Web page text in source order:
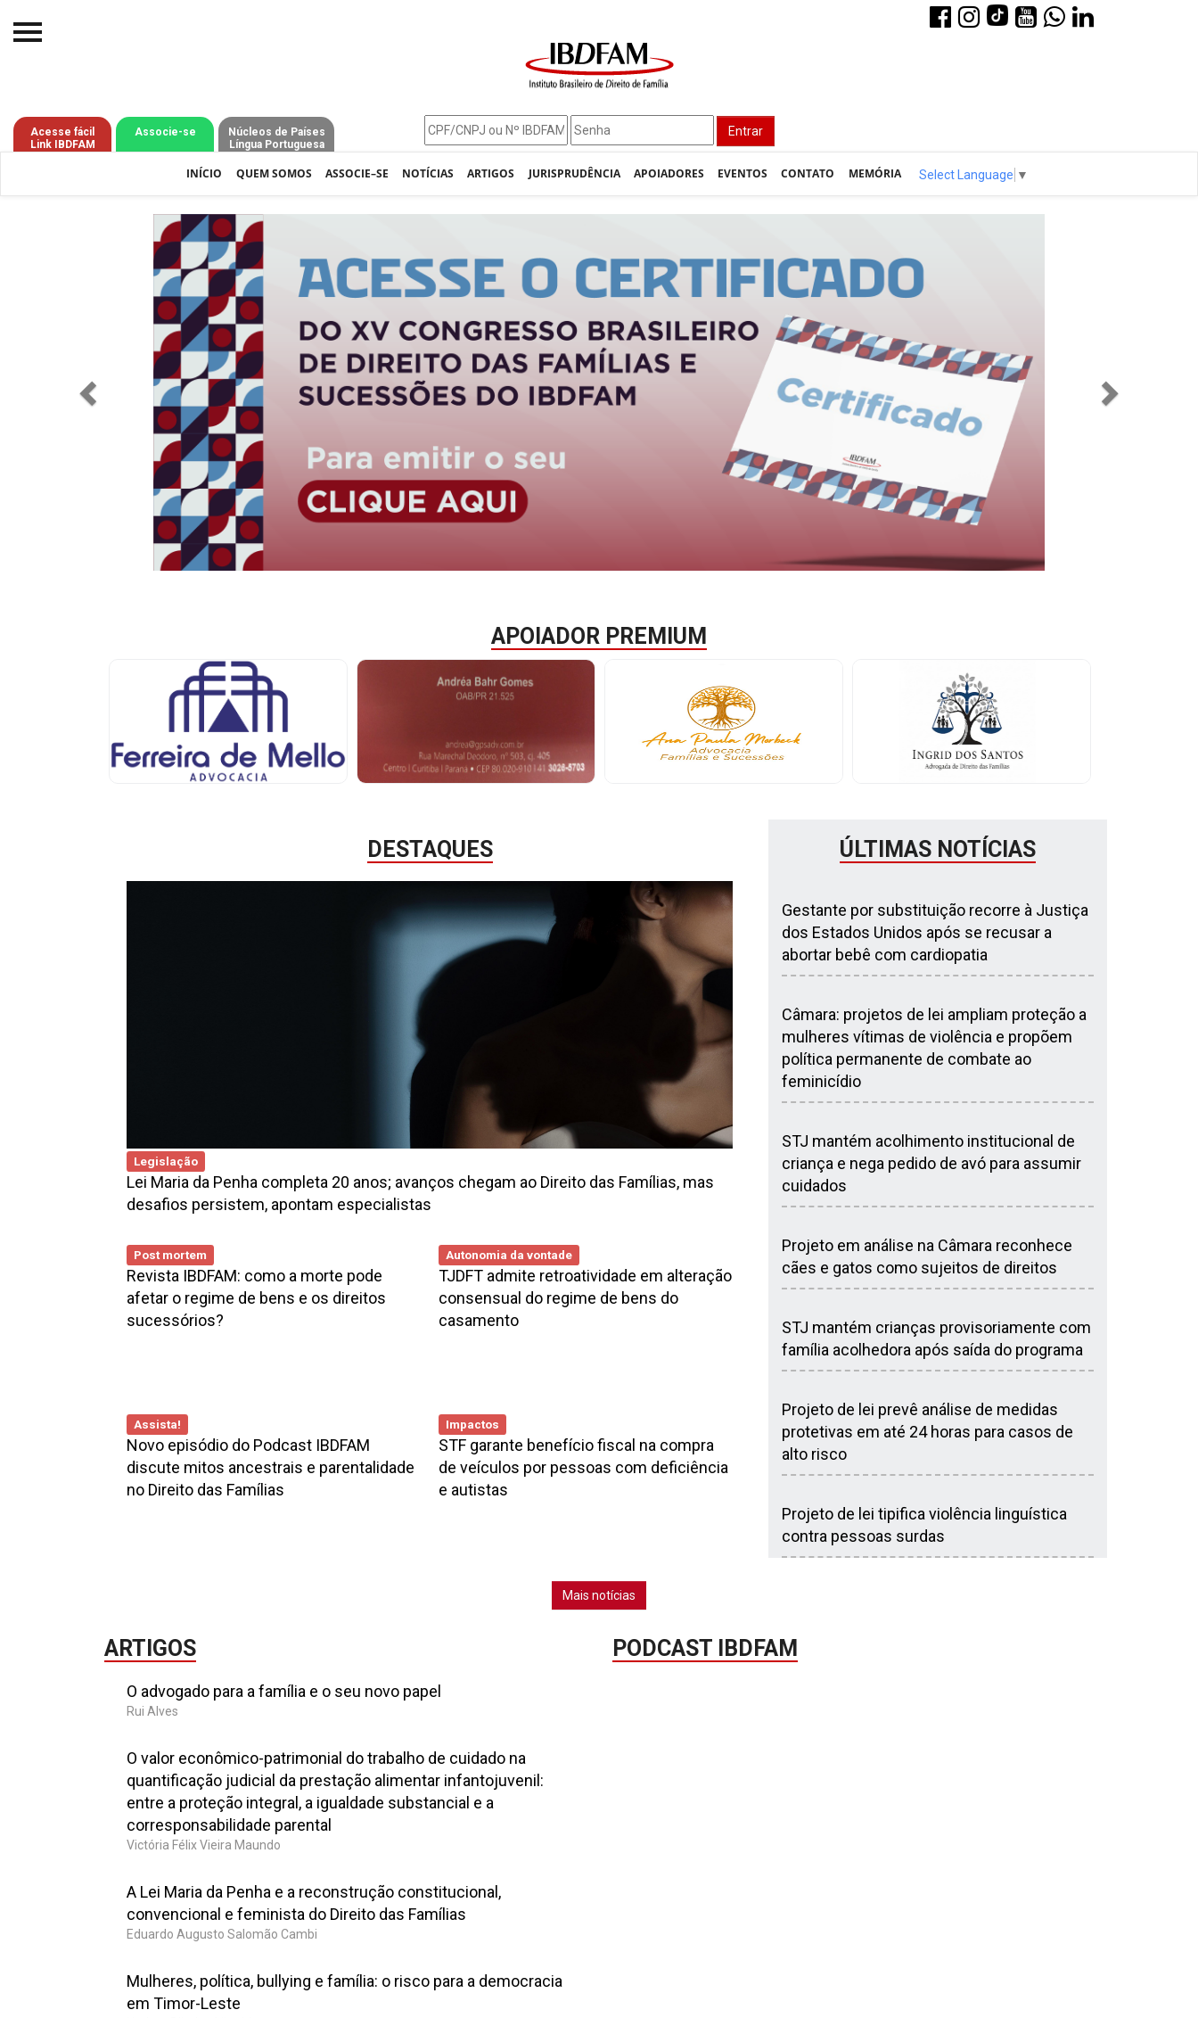
Entrar
Acesse fácil
Link IBDFAM
Associe-se
Núcleos de Países
Língua Portuguesa
INÍCIO QUEM SOMOS ASSOCIE–SE NOTÍCIAS ARTIGOS JURISPRUDÊNCIA APOIADORES EVENTOS CONTATO MEMÓRIA Select Language ▼
O IBDFAM
Notícias
Projetos do IBDFAM
APOIADOR PREMIUM
DESTAQUES
Legislação
Lei Maria da Penha completa 20 anos; avanços chegam ao Direito das Famílias, mas
desafios persistem, apontam especialistas
Post mortem
Revista IBDFAM: como a morte pode
afetar o regime de bens e os direitos
sucessórios?
Autonomia da vontade
TJDFT admite retroatividade em alteração
consensual do regime de bens do
casamento
Assista!
Novo episódio do Podcast IBDFAM
discute mitos ancestrais e parentalidade
no Direito das Famílias
Impactos
STF garante benefício fiscal na compra
de veículos por pessoas com deficiência
e autistas
ÚLTIMAS NOTÍCIAS
Gestante por substituição recorre à Justiça
dos Estados Unidos após se recusar a
abortar bebê com cardiopatia
Câmara: projetos de lei ampliam proteção a
mulheres vítimas de violência e propõem
política permanente de combate ao
feminicídio
STJ mantém acolhimento institucional de
criança e nega pedido de avó para assumir
cuidados
Projeto em análise na Câmara reconhece
cães e gatos como sujeitos de direitos
STJ mantém crianças provisoriamente com
família acolhedora após saída do programa
Projeto de lei prevê análise de medidas
protetivas em até 24 horas para casos de
alto risco
Projeto de lei tipifica violência linguística
contra pessoas surdas
Mais notícias
ARTIGOS
O advogado para a família e o seu novo papel
Rui Alves
O valor econômico-patrimonial do trabalho de cuidado na
quantificação judicial da prestação alimentar infantojuvenil:
entre a proteção integral, a igualdade substancial e a
corresponsabilidade parental
Victória Félix Vieira Maundo
A Lei Maria da Penha e a reconstrução constitucional,
convencional e feminista do Direito das Famílias
Eduardo Augusto Salomão Cambi
Mulheres, política, bullying e família: o risco para a democracia
em Timor-Leste
PODCAST IBDFAM